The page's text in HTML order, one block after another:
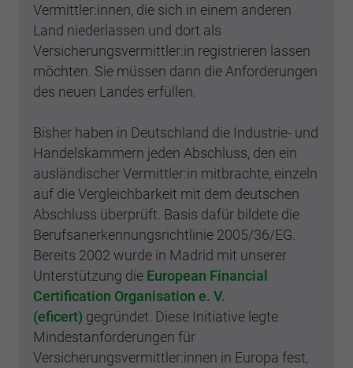
Vermittler:innen, die sich in einem anderen
Land niederlassen und dort als
Versicherungsvermittler:in registrieren lassen
möchten. Sie müssen dann die Anforderungen
des neuen Landes erfüllen.
Bisher haben in Deutschland die Industrie- und
Handelskammern jeden Abschluss, den ein
ausländischer Vermittler:in mitbrachte, einzeln
auf die Vergleichbarkeit mit dem deutschen
Abschluss überprüft. Basis dafür bildete die
Berufsanerkennungsrichtlinie 2005/36/EG.
Bereits 2002 wurde in Madrid mit unserer
Unterstützung die European Financial
Certification Organisation e. V.
(eficert) gegründet. Diese Initiative legte
Mindestanforderungen für
Versicherungsvermittler:innen in Europa fest,
Anmeldung über den Webseiten-Login .
Zweck
Registriert eine eindeutige ID, die verwendet
wird, um statistische Daten dazu, wie der
Besucher die Website nutzt, zu generieren.